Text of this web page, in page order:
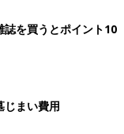
誌を買うとポイント10
じまい費用